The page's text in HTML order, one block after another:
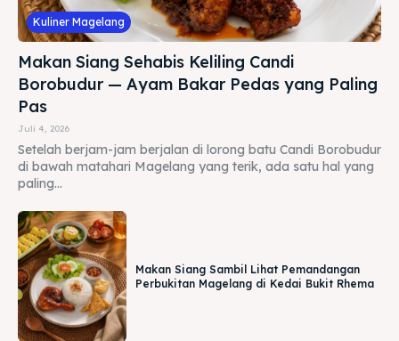
Kuliner Magelang
Makan Siang Sehabis Keliling Candi
Borobudur — Ayam Bakar Pedas yang Paling
Pas
Juli 4, 2026
Setelah berjam-jam berjalan di lorong batu Candi Borobudur
di bawah matahari Magelang yang terik, ada satu hal yang
paling...
Makan Siang Sambil Lihat Pemandangan
Perbukitan Magelang di Kedai Bukit Rhema